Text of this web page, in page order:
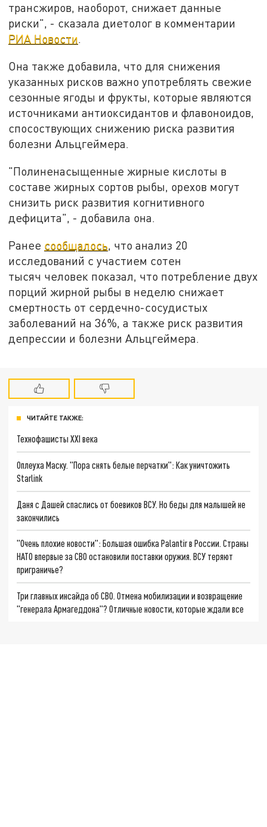
трансжиров, наоборот, снижает данные
риски", - сказала диетолог в комментарии
РИА Новости.
Она также добавила, что для снижения
указанных рисков важно употреблять свежие
сезонные ягоды и фрукты, которые являются
источниками антиоксидантов и флавоноидов,
спосоствующих снижению риска развития
болезни Альцгеймера.
"Полиненасыщенные жирные кислоты в
составе жирных сортов рыбы, орехов могут
снизить риск развития когнитивного
дефицита", - добавила она.
Ранее сообщалось , что анализ 20
исследований с участием сотен
тысяч человек показал, что потребление двух
порций жирной рыбы в неделю снижает
смертность от сердечно-сосудистых
заболеваний на 36%, а также риск развития
депрессии и болезни Альцгеймера.
ЧИТАЙТЕ ТАКЖЕ:
Технофашисты XXI века
Оплеуха Маску. "Пора снять белые перчатки": Как уничтожить
Starlink
Даня с Дашей спаслись от боевиков ВСУ. Но беды для малышей не
закончились
"Очень плохие новости": Большая ошибка Palantir в России. Страны
НАТО впервые за СВО остановили поставки оружия. ВСУ теряют
приграничье?
Три главных инсайда об СВО. Отмена мобилизации и возвращение
"генерала Армагеддона"? Отличные новости, которые ждали все